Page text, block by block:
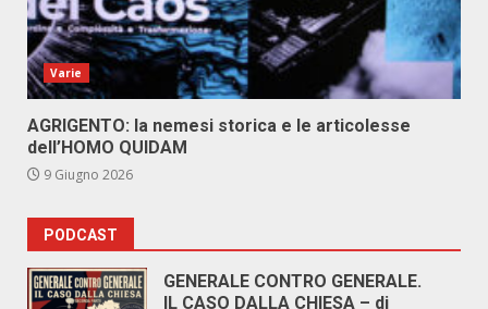
Varie
AGRIGENTO: la nemesi storica e le articolesse
dell’HOMO QUIDAM
9 Giugno 2026
PODCAST
GENERALE CONTRO GENERALE.
IL CASO DALLA CHIESA – di